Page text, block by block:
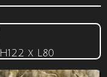
H122 x L80